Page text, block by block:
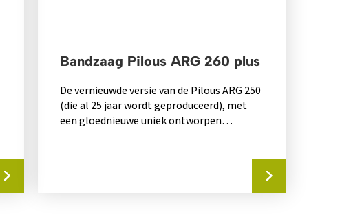
Bandzaag Pilous ARG 260 plus
De vernieuwde versie van de Pilous ARG 250
(die al 25 jaar wordt geproduceerd), met
een gloednieuwe uniek ontworpen